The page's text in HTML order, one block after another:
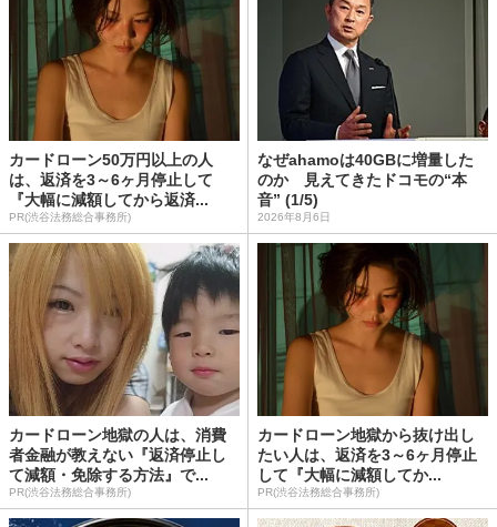
カードローン50万円以上の人
は、返済を3～6ヶ月停止して
『大幅に減額してから返済...
PR(渋谷法務総合事務所)
なぜahamoは40GBに増量した
のか 見えてきたドコモの“本
音” (1/5)
2026年8月6日
カードローン地獄の人は、消費
者金融が教えない『返済停止し
て減額・免除する方法』で...
PR(渋谷法務総合事務所)
カードローン地獄から抜け出し
たい人は、返済を3～6ヶ月停止
して『大幅に減額してか...
PR(渋谷法務総合事務所)